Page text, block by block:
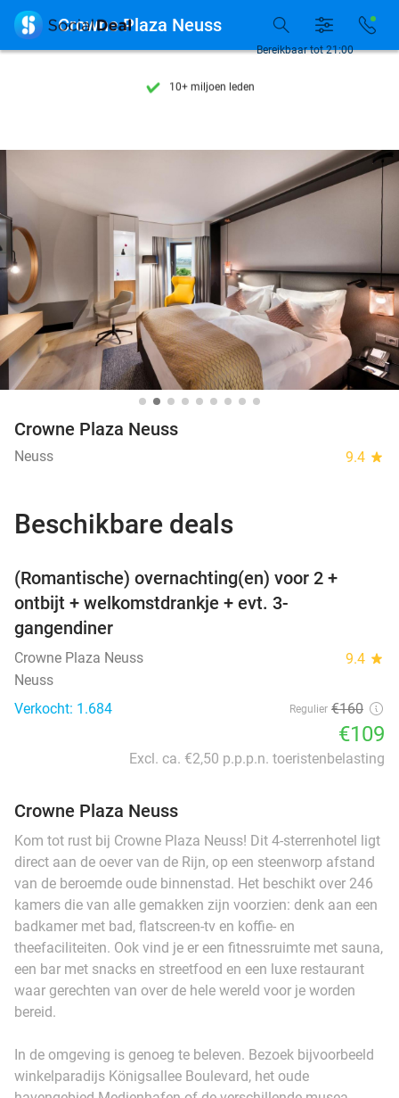
7 dagen per week beschikbaar
10+ miljoen leden
7 dagen per week beschikbaar
10+ miljoen leden
Bereikbaar tot 21:00
 Crowne Plaza Neuss
Crowne Plaza Neuss
Neuss 9.4 star
Beschikbare deals
(Romantische) overnachting(en) voor 2 +
ontbijt + welkomstdrankje + evt. 3-
gangendiner
Crowne Plaza Neuss 9.4 star
Neuss
Verkocht: 1.684
Regulier €160
€109
Excl. ca. €2,50 p.p.p.n. toeristenbelasting
Crowne Plaza Neuss
Kom tot rust bij Crowne Plaza Neuss! Dit 4-sterrenhotel ligt
direct aan de oever van de Rijn, op een steenworp afstand
van de beroemde oude binnenstad. Het beschikt over 246
kamers die van alle gemakken zijn voorzien: denk aan een
badkamer met bad, flatscreen-tv en koffie- en
theefaciliteiten. Ook vind je er een fitnessruimte met sauna,
een bar met snacks en streetfood en een luxe restaurant
waar gerechten van over de hele wereld voor je worden
bereid.
In de omgeving is genoeg te beleven. Bezoek bijvoorbeeld
winkelparadijs Königsallee Boulevard, het oude